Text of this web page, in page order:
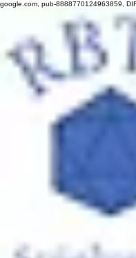
google.com, pub-8888770124963859,